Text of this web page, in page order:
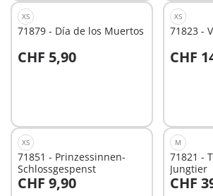
XS
71879 - Día de los Muertos
CHF 5,90
In den Warenkorb
XS
71823 -
CHFIn den
XS
71851 - Prinzessinnen-
Schlossgespenst
CHF 9,90
In den Warenkorb
M
71821 -
Jungtier
CHFIn den